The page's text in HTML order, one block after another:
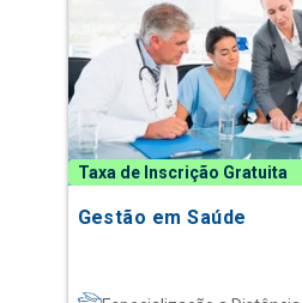
Taxa de Inscrição Gratuita
Gestão em Saúde